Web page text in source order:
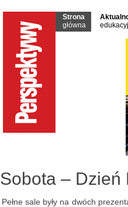
Strona
główna
Sobota – Dzień
Pełne sale były na dwóch